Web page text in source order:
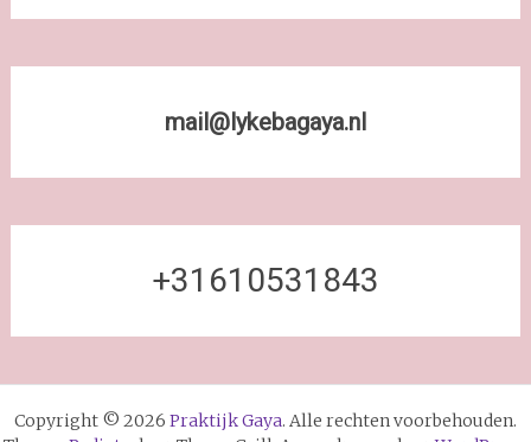
mail@lykebagaya.nl
+31610531843
Copyright © 2026 Praktijk Gaya. Alle rechten voorbehouden.